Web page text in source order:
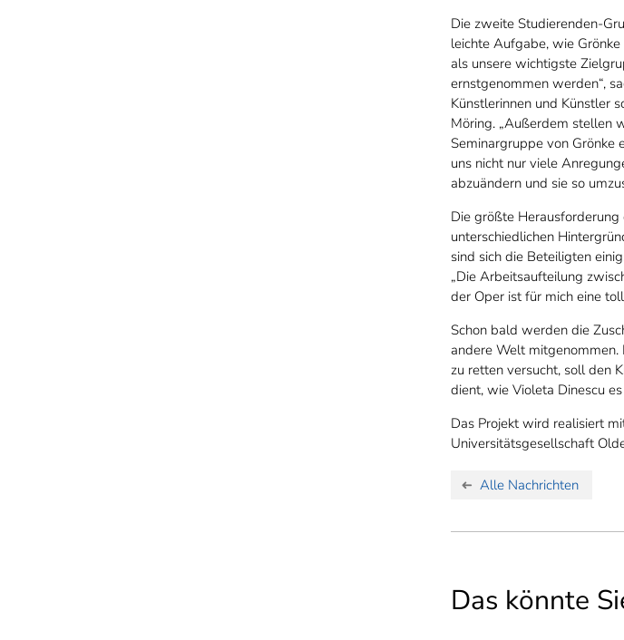
Die zweite Studierenden-
leichte Aufgabe, wie
als unsere wichtigste
ernstgenommen werden“,
Künstlerinnen und Künstler
Möring. „Außerdem stellen
Seminargruppe von Grönke
uns nicht nur viele
abzuändern und sie so
Die größte
unterschiedlichen
sind sich die Beteiligten
„Die Arbeitsaufteilung
der Oper ist für mich eine
Schon bald werden die
andere Welt mitgenommen.
zu retten versucht, soll den
dient, wie Violeta Dinescu
Das Projekt wird realisiert
Universitätsgesellschaft
Alle Nachrichten
Das könnte